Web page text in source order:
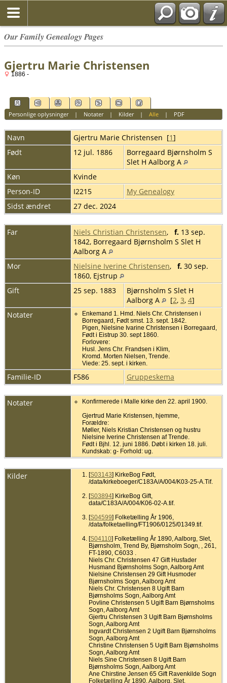
Our Family Genealogy Pages
Gjertru Marie Christensen
1886 -
Personlige oplysninger| Notater| Kilder| Alle| PDF
Navn Gjertru Marie Christensen [1]
Født
12 jul. 1886
Borregaard Bjørnsholm S
Slet H Aalborg A
Køn
Kvinde
Person-ID
I2215
My Genealogy
Sidst ændret
27 dec. 2024
Far Niels Christian Christensen, f. 13 sep.
1842, Borregaard Bjørnsholm S Slet H
Aalborg A
Mor
Nielsine Iverine Christensen, f. 30 sep.
1860, Ejstrup
Gift
25 sep. 1883
Bjørnsholm S Slet H
Aalborg A
[2, 3, 4]
Notater
Enkemand 1. Hmd. Niels Chr. Christensen i
Borregaard, Født smst. 13. sept. 1842.
Pigen, Nielsine Ivarine Christensen i Borregaard,
Født i Eistrup 30. sept 1860.
Forlovere:
Husl. Jens Chr. Frandsen i Klim,
Kromd. Morten Nielsen, Trende.
Viede: 25. sept. i kirken.
Familie-ID F586 Gruppeskema
Notater
Konfirmerede i Malle kirke den 22. april 1900.
Gjertrud Marie Kristensen, hjemme,
Forældre:
Møller, Niels Kristian Christensen og hustru
Nielsine Iverine Christensen af Trende.
Født i Bjhl. 12. juni 1886. Døbt i kirken 18. juli.
Kundskab: g- Forhold: ug.
Kilder [S03143] KirkeBog Født,
/data/kirkeboeger/C183A/A/004/K03-25-A.Tif.
[S03894] KirkeBog Gift,
data/C183A/A/004/K06-02-A.tif.
[S04599] Folketælling År 1906,
/data/folketaelling/FT1906/0125/01349.tif.
[S04110] Folketælling År 1890, Aalborg, Slet,
Bjørnsholm, Trend By, Bjørnsholm Sogn, , 261,
FT-1890, C6033 .
Niels Chr. Christensen 47 Gift Husfader
Husmand Bjørnsholms Sogn, Aalborg Amt
Nielsine Christensen 29 Gift Husmoder
Bjørnsholms Sogn, Aalborg Amt
Niels Chr. Christensen 8 Ugift Barn
Bjørnsholms Sogn, Aalborg Amt
Povline Christensen 5 Ugift Barn Bjørnsholms
Sogn, Aalborg Amt
Gjertru Christensen 3 Ugift Barn Bjørnsholms
Sogn, Aalborg Amt
Ingvardt Christensen 2 Ugift Barn Bjørnsholms
Sogn, Aalborg Amt
Christine Christensen 5 Ugift Barn Bjørnsholms
Sogn, Aalborg Amt
Niels Sine Christensen 8 Ugift Barn
Bjørnsholms Sogn, Aalborg Amt
Ane Chirstine Jensen 65 Gift Ravenkilde Sogn
Folketælling År 1890, Aalborg, Slet,